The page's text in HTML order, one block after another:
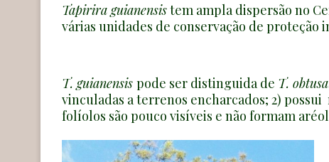
Tapirira guianensistem ampla dispersão no
várias unidades de conservação de proteção
T. guianensis pode ser distinguida de T. obtusa
vinculadas a terrenos encharcados; 2)
folíolos são pouco visíveis e não formam